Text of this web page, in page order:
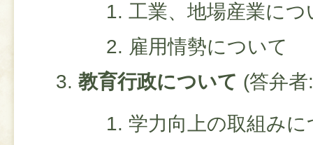
工業、地場産業につ
雇用情勢について
教育行政について (答弁
学力向上の取組み